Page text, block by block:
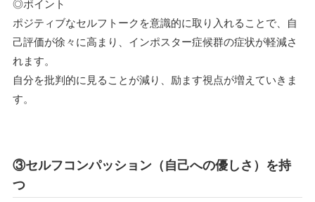
◎ポイント
ポジティブなセルフトークを意識的に取り入れることで、自
己評価が徐々に高まり、インポスター症候群の症状が軽減さ
れます。
自分を批判的に見ることが減り、励ます視点が増えていきま
す。
③セルフコンパッション（自己への優しさ）を持
つ